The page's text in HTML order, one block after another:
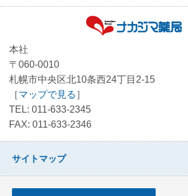
本社
〒060-0010
札幌市中央区北10条西24丁目2-15
［マップで見る ］
TEL: 011-633-2345
FAX: 011-633-2346
サイトマップ